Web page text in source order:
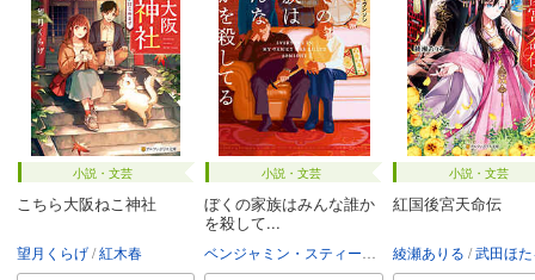
小説・文芸
こちら大阪ねこ神社
望月くらげ 紅木春
小説・文芸
ぼくの家族はみんな誰か
を殺して...
富永和子
小説・文芸
紅国後宮天命伝
綾瀬ありる 武田ほ